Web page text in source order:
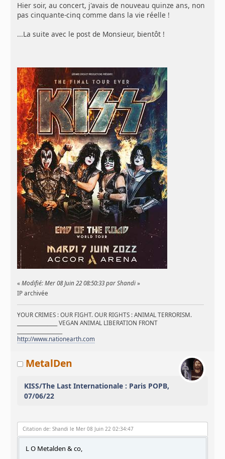
Hier soir, au concert, j'avais de nouveau quinze ans, non
pas cinquante-cinq comme dans la vie réelle !
...La suite avec le post de Monsieur, bientôt !
«Modifié: Mer 08 Juin 22 08:50:33 par Shandi »
IP archivée
YOUR CRIMES : OUR FIGHT. OUR RIGHTS : ANIMAL TERRORISM.
________________ VEGAN ANIMAL LIBERATION FRONT
http://www.nationearth.com
MetalDen
KISS/The Last Internationale : Paris POPB,
07/06/22
Citation de: Shandi le Mer 08 Juin 22 02:34:47
L O Metalden & co,